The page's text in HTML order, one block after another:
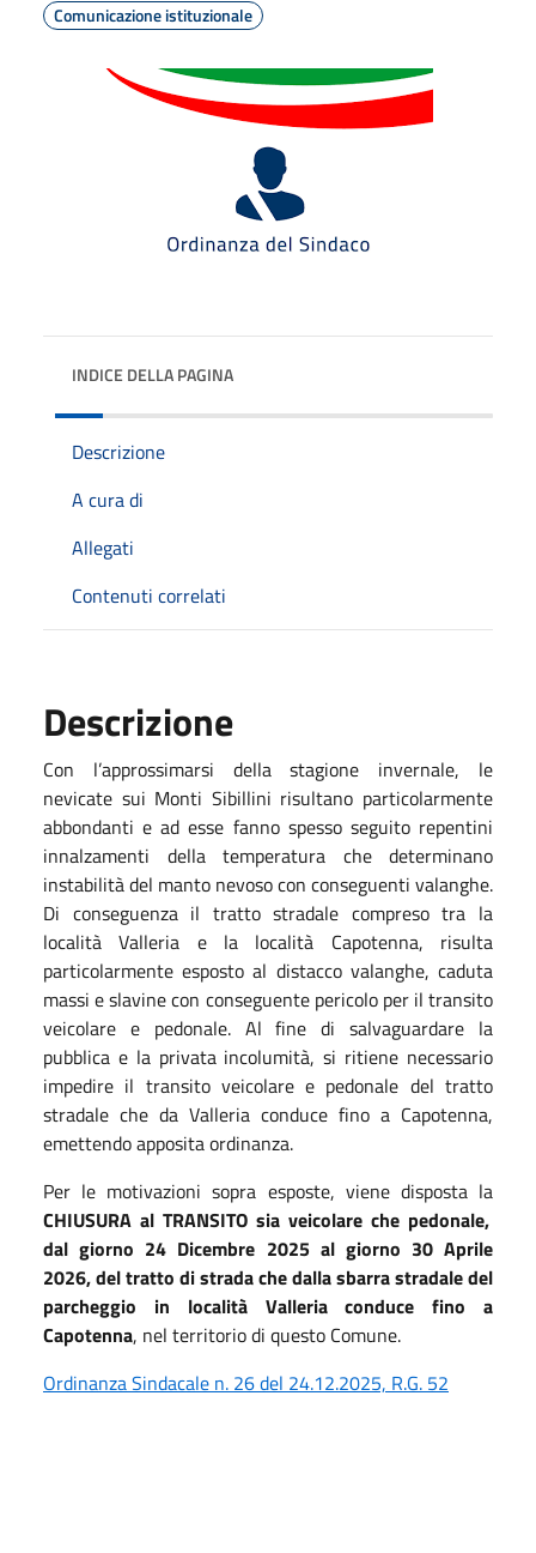
Comunicazione istituzionale
INDICE DELLA PAGINA
Descrizione
A cura di
Allegati
Contenuti correlati
Descrizione
Con l’approssimarsi della stagione invernale, le
nevicate sui Monti Sibillini risultano particolarmente
abbondanti e ad esse fanno spesso seguito repentini
innalzamenti della temperatura che determinano
instabilità del manto nevoso con conseguenti valanghe.
Di conseguenza il tratto stradale compreso tra la
località Valleria e la località Capotenna, risulta
particolarmente esposto al distacco valanghe, caduta
massi e slavine con conseguente pericolo per il transito
veicolare e pedonale. Al fine di salvaguardare la
pubblica e la privata incolumità, si ritiene necessario
impedire il transito veicolare e pedonale del tratto
stradale che da Valleria conduce fino a Capotenna,
emettendo apposita ordinanza.
Per le motivazioni sopra esposte, viene disposta la
CHIUSURA al TRANSITO sia veicolare che pedonale,
dal giorno 24 Dicembre 2025 al giorno 30 Aprile
2026, del tratto di strada che dalla sbarra stradale del
parcheggio in località Valleria conduce fino a
Capotenna, nel territorio di questo Comune.
Ordinanza Sindacale n. 26 del 24.12.2025, R.G. 52